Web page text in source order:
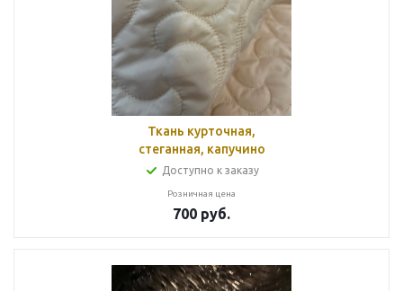
Ткань курточная,
стеганная, капучино
Доступно к заказу
Розничная цена
700 руб.